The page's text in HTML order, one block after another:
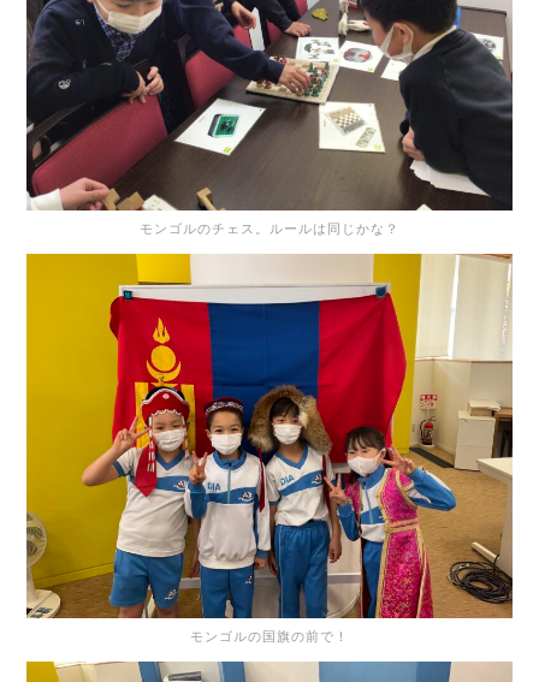
モンゴルのチェス。ルールは同じかな？
モンゴルの国旗の前で！